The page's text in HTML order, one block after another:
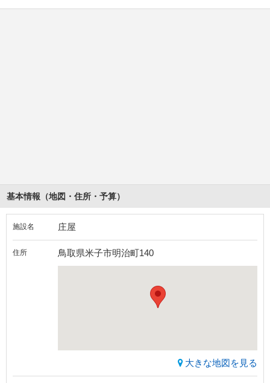
基本情報（地図・住所・予算）
施設名 庄屋
住所 鳥取県米子市明治町140
大きな地図を見る